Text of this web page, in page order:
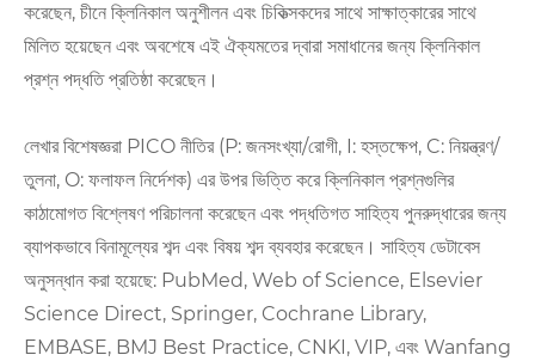
করেছেন, চীনে ক্লিনিকাল অনুশীলন এবং চিকিত্সকদের সাথে সাক্ষাত্কারের সাথে
মিলিত হয়েছেন এবং অবশেষে এই ঐক্যমতের দ্বারা সমাধানের জন্য ক্লিনিকাল
প্রশ্ন পদ্ধতি প্রতিষ্ঠা করেছেন।
লেখার বিশেষজ্ঞরা PICO নীতির (P: জনসংখ্যা/রোগী, I: হস্তক্ষেপ, C: নিয়ন্ত্রণ/
তুলনা, O: ফলাফল নির্দেশক) এর উপর ভিত্তি করে ক্লিনিকাল প্রশ্নগুলির
কাঠামোগত বিশ্লেষণ পরিচালনা করেছেন এবং পদ্ধতিগত সাহিত্য পুনরুদ্ধারের জন্য
ব্যাপকভাবে বিনামূল্যের শব্দ এবং বিষয় শব্দ ব্যবহার করেছেন। সাহিত্য ডেটাবেস
অনুসন্ধান করা হয়েছে: PubMed, Web of Science, Elsevier
Science Direct, Springer, Cochrane Library,
EMBASE, BMJ Best Practice, CNKI, VIP, এবং Wanfang